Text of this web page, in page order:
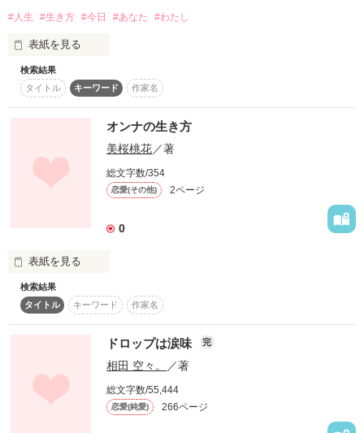
愛するひとが
先に逝ってしまっても…
作品を読む
#人生 #生き方 #今日 #あなた #わたし
表紙を見る
パート２！！♭
「詩」っぽくなってます♪♪
＊今日といぅ日を…＊
検索結果
タイトル
キーワード 作家名
オンナの生き方
美桜桃花／著
総文字数/354
恋愛(その他) 2ページ
0
表紙を見る
人はひとりでは生きられないという。
検索結果
タイトル
キーワード 作家名
ドロップは涙味 完
相田 空々。 ／著
総文字数/55,444
恋愛(純愛) 266ページ